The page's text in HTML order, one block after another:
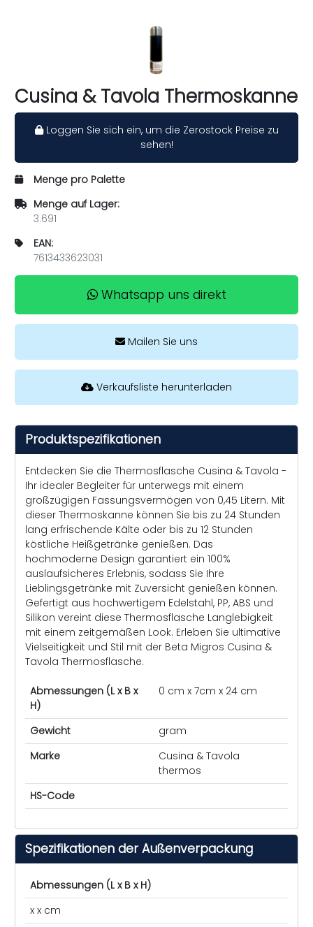
Cusina & Tavola Thermoskanne
Loggen Sie sich ein, um die Zerostock Preise zu
sehen!
Menge pro Palette
Menge auf Lager:
3.691
EAN:
7613433623031
Whatsapp uns direkt
Mailen Sie uns
Verkaufsliste herunterladen
Produktspezifikationen
Entdecken Sie die Thermosflasche Cusina & Tavola -
Ihr idealer Begleiter für unterwegs mit einem
großzügigen Fassungsvermögen von 0,45 Litern. Mit
dieser Thermoskanne können Sie bis zu 24 Stunden
lang erfrischende Kälte oder bis zu 12 Stunden
köstliche Heißgetränke genießen. Das
hochmoderne Design garantiert ein 100%
auslaufsicheres Erlebnis, sodass Sie Ihre
Lieblingsgetränke mit Zuversicht genießen können.
Gefertigt aus hochwertigem Edelstahl, PP, ABS und
Silikon vereint diese Thermosflasche Langlebigkeit
mit einem zeitgemäßen Look. Erleben Sie ultimative
Vielseitigkeit und Stil mit der Beta Migros Cusina &
Tavola Thermosflasche.
Abmessungen (L x B x
H)
0 cm x 7cm x 24 cm
Gewicht
gram
Marke
Cusina & Tavola
thermos
HS-Code
Spezifikationen der Außenverpackung
Abmessungen (L x B x H)
x x cm